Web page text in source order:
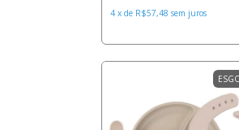
4 x de R$57,48 sem juros